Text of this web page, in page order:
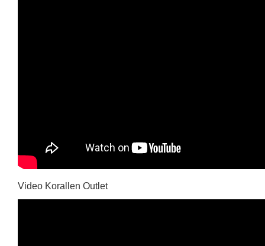
Video Korallen Outlet